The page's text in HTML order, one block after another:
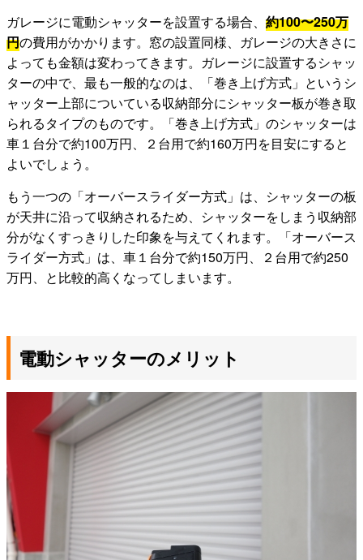
ガレージに電動シャッターを設置する場合、 約100〜250万
円の費用がかかります。窓の設置同様、ガレージの大きさに
よっても金額は変わってきます。ガレージに設置するシャッ
ターの中で、最も一般的なのは、「巻き上げ方式」というシ
ャッター上部についている収納部分にシャッター板が巻き取
られるタイプのものです。「巻き上げ方式」のシャッターは
車１台分で約100万円、２台用で約160万円を目安にすると
よいでしょう。
もう一つの「オーバースライダー方式」は、シャッターの板
が天井に沿って収納されるため、シャッターをしまう収納部
分がなくすっきりした印象を与えてくれます。「オーバース
ライダー方式」は、車１台分で約150万円、２台用で約250
万円、と比較的高くなってしまいます。
電動シャッターのメリット